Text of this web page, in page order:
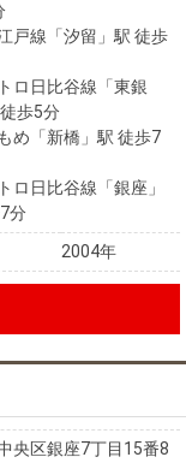
戸線「汐留」駅 徒歩
ロ日比谷線「東銀
歩5分
め「新橋」駅 徒歩7
ロ日比谷線「銀座」
分
2004年
央区銀座7丁目15番8